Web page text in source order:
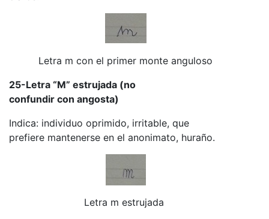
Letra m con el primer monte anguloso
25-Letra “M” estrujada (no
confundir con angosta)
Indica: individuo oprimido, irritable, que
prefiere mantenerse en el anonimato, huraño.
Letra m estrujada